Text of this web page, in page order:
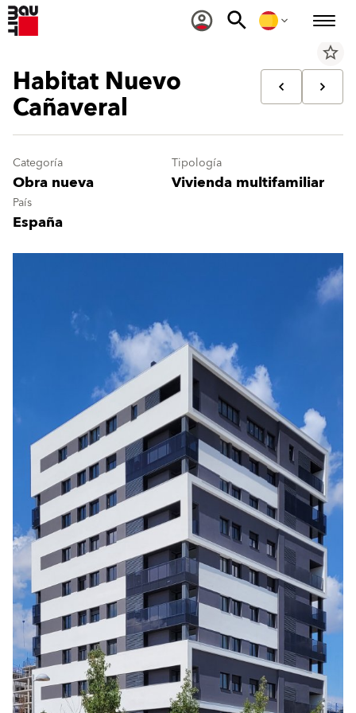
star_border
Habitat Nuevo
Cañaveral
Categoría
Obra nueva
Tipología
Vivienda multifamiliar
País
España